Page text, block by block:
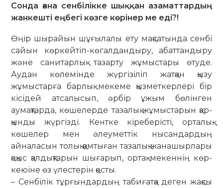
Сонда ғана сенбілікке шыққан азаматтардың
жанкешті еңбегі көзге көрінер ме еді?!
Өңір шырайын шұғылалы ету мақ­сатында сенбі
сайын көркейтіп-кө­гал­дандыру, абаттандыру
және сани­тар­лық тазарту жұмыстары өтуде.
Аудан көлемінде жүргізіліп жатқан қызу
жұмыстарға барлық мекеме қыз­меткерлері бір
кісідей атсалысып, әрбір ұжым бөлінген
аумақтарда, кө­шелерде тазалық жұмыстарын қар­
қынды жүргізді. Кентке кіреберісті, ор­­талық
көшелер мен әлеуметтік ны­сандардың
айналасын толық қамтыған тазалық жанашырлары
қоқыс қал­дық­тарын шығарып, ортақ мекеннің көр­
кеюіне өз үлестерін қосты.
– Сенбілік тұрғындардың табиғат­қа деген жақсы